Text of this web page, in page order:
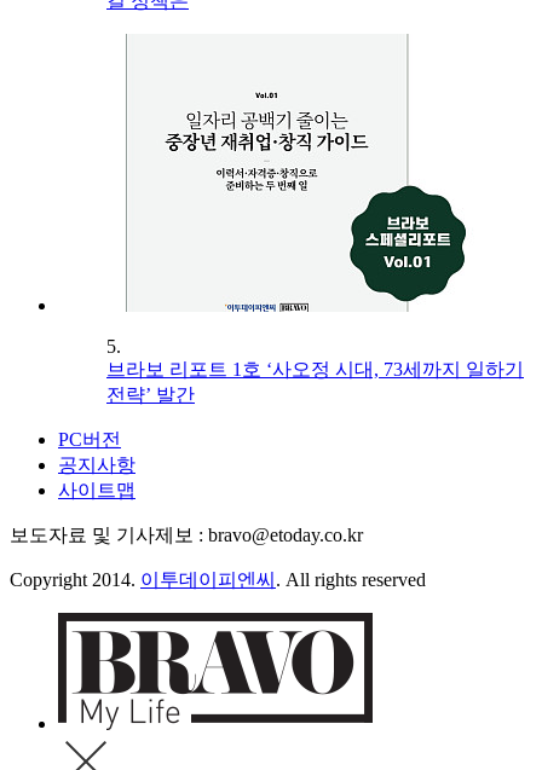
5.
브라보 리포트 1호 ‘사오정 시대, 73세까지 일하기
전략’ 발간
PC버전
공지사항
사이트맵
보도자료 및 기사제보 : bravo@etoday.co.kr
Copyright 2014. 이투데이피엔씨 . All rights reserved